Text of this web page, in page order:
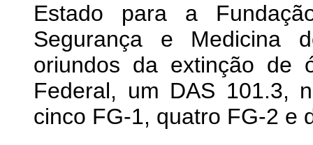
Estado para a
Segurança e Medicina
oriundos da extinção de
Federal, um DAS 101.3,
cinco FG-1, quatro FG-2 e